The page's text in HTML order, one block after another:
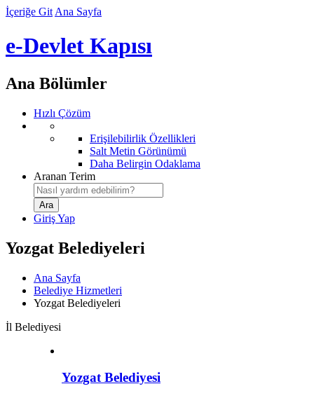
İçeriğe Git Ana Sayfa
e-Devlet Kapısı
Ana Bölümler
Hızlı Çözüm
Erişilebilirlik Özellikleri
Salt Metin Görünümü
Daha Belirgin Odaklama
Aranan Terim
Giriş Yap
Yozgat Belediyeleri
Ana Sayfa
Belediye Hizmetleri
Yozgat Belediyeleri
İl Belediyesi
Yozgat Belediyesi